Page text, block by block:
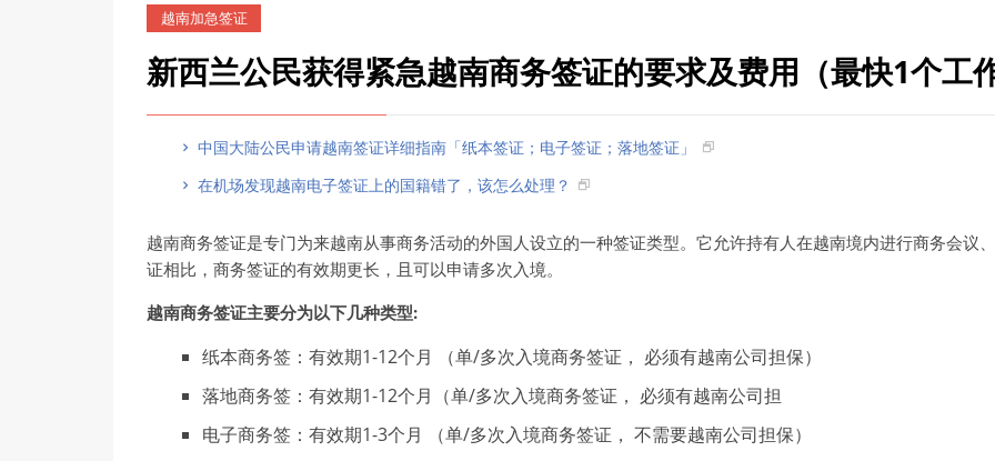
越南加急签证
新西兰公民获得紧急越南商务签证的要求及费用（最快1个工
中国大陆公民申请越南签证详细指南「纸本签证；电子签证；落地签证」
在机场发现越南电子签证上的国籍错了，该怎么处理？
越南商务签证是专门为来越南从事商务活动的外国人设立的一种签证类型。它允许持有人在越南境内进行商务会议
证相比，商务签证的有效期更长，且可以申请多次入境。
越南商务签证主要分为以下几种类型:
纸本商务签：有效期1-12个月 （单/多次入境商务签证， 必须有越南公司担保）
落地商务签：有效期1-12个月（单/多次入境商务签证， 必须有越南公司担
电子商务签：有效期1-3个月 （单/多次入境商务签证， 不需要越南公司担保）